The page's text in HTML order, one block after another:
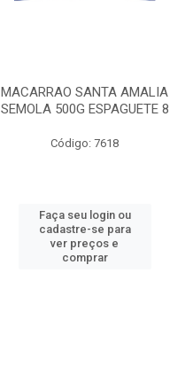
MACARRAO SANTA AMALIA
SEMOLA 500G ESPAGUETE 8
Código: 7618
Faça seu login ou
cadastre-se para
ver preços e
comprar